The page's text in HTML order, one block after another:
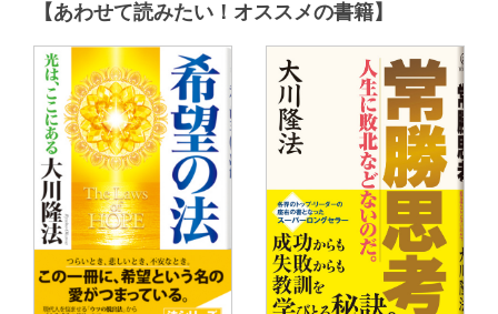
【あわせて読みたい！オススメの書籍】